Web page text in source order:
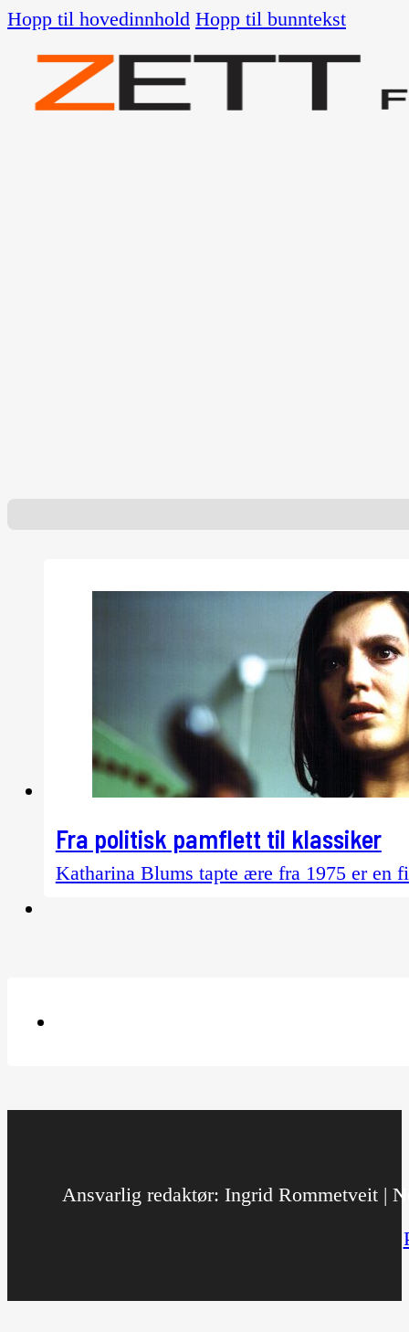
Hopp til hovedinnhold Hopp til bunntekst
Fra politisk pamflett til klassiker
Katharina Blums tapte ære fra 1975 er en
Ansvarlig redaktør: Ingrid Rommetveit |